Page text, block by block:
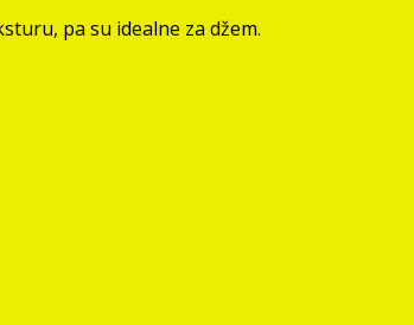
pa su idealne za džem.